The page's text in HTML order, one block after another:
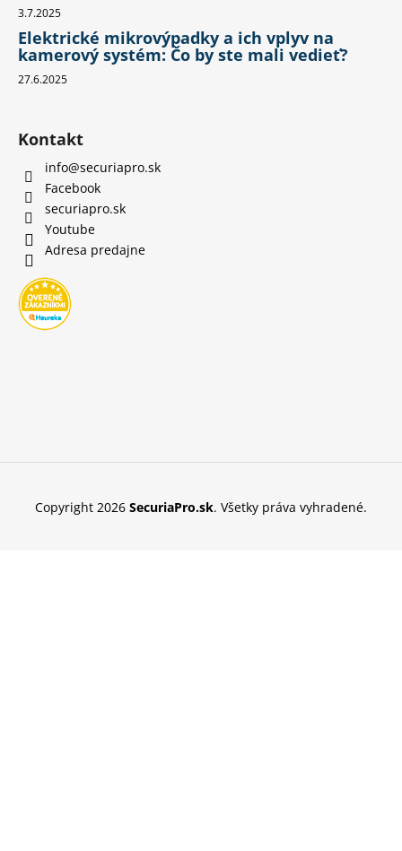
3.7.2025
Elektrické mikrovýpadky a ich vplyv na
kamerový systém: Čo by ste mali vedieť?
27.6.2025
Kontakt
info@securiapro.sk
Facebook
securiapro.sk
Youtube
Adresa predajne
Copyright 2026 SecuriaPro.sk. Všetky práva vyhradené.